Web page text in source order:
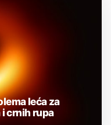
leća za
crnih rupa